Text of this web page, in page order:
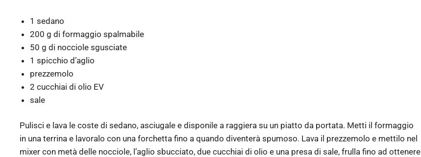
1 sedano
200 g di formaggio spalmabile
50 g di nocciole sgusciate
1 spicchio d’aglio
prezzemolo
2 cucchiai di olio EV
sale
Pulisci e lava le coste di sedano, asciugale e disponile a raggiera su un piatto da portata. Metti il formaggio
in una terrina e lavoralo con una forchetta fino a quando diventerà spumoso. Lava il prezzemolo e mettilo nel
mixer con metà delle nocciole, l’aglio sbucciato, due cucchiai di olio e una presa di sale, frulla fino ad ottenere